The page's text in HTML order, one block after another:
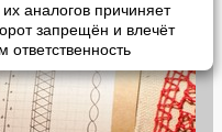
аналогов причиняет
запрещён и влечёт
ответственность